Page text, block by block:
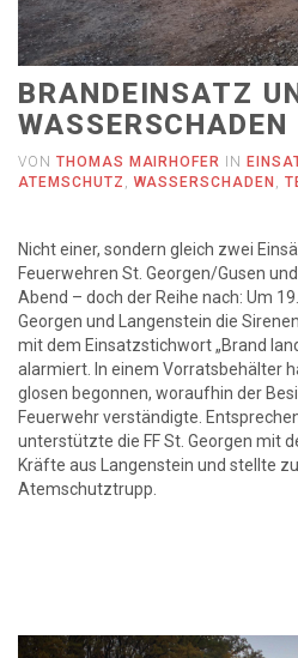
BRANDEINSATZ
VON THOMAS MAIRHOFER IN
ATEMSCHUTZ , WASSERSCHADEN ,
Nicht einer, sondern gleich zwei
Feuerwehren St. Georgen/Gusen
Abend – doch der Reihe nach: Um
Georgen und Langenstein die
mit dem Einsatzstichwort „Brand
alarmiert. In einem Vorratsbehälter
glosen begonnen, woraufhin der
Feuerwehr verständigte.
unterstützte die FF St. Georgen mit
Kräfte aus Langenstein und stellte
Atemschutztrupp.